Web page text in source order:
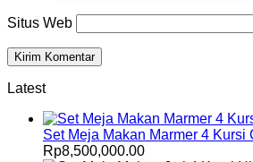
Situs Web
Latest
Set Meja Makan Marmer 4 Kursi
Rp8,500,000.00